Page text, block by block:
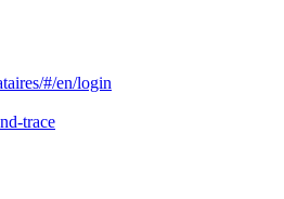
#/en/login
trace